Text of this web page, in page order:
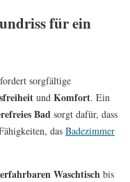
für ein
sorgfältige
und Komfort. Ein
Bad sorgt dafür, dass
das Badezimmer
Waschtisch bis